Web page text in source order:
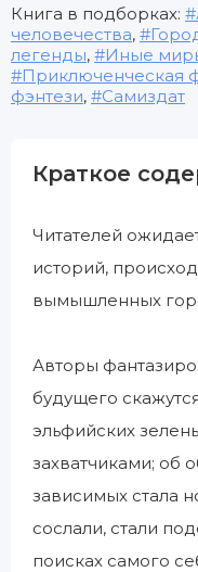
Книга в подборках:
человечества,
легенды, Иные
Приключенческая
фэнтези, Самиздат
Краткое
Читателей
историй,
вымышленных
Авторы
будущего
эльфийских
захватчиками; об
зависимых стала
сослали, стали
поисках самого